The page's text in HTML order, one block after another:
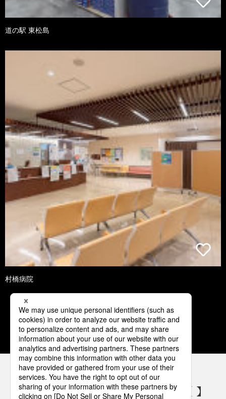
道の駅 東松島
村橋病院
1 2 3 4 5
パナソニックの電気設備 SNSアカウント